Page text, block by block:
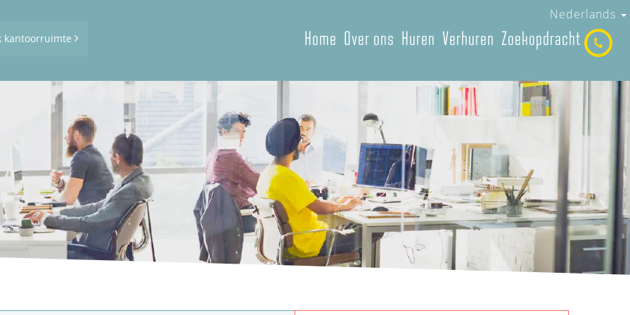
kantoorruimte
Nederlands
Home Over ons Huren Verhuren Zoekopdracht